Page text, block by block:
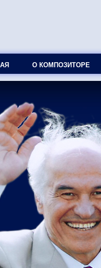
О КОМПОЗИТОРЕ